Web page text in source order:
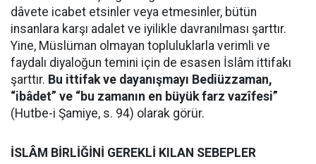
dâvete icabet etsinler veya etmesinler, bütün
insanlara karşı adalet ve iyilikle davranılması şarttır.
Yine, Müslüman olmayan topluluklarla verimli ve
faydalı diyaloğun temini için de esasen İslâm ittifakı
şarttır. Bu ittifak ve dayanışmayı Bediüzzaman,
“ibâdet” ve “bu zamanın en büyük farz vazîfesi”
(Hutbe-i Şamiye, s. 94) olarak görür.
İSLÂM BİRLİĞİNİ GEREKLİ KILAN SEBEPLER